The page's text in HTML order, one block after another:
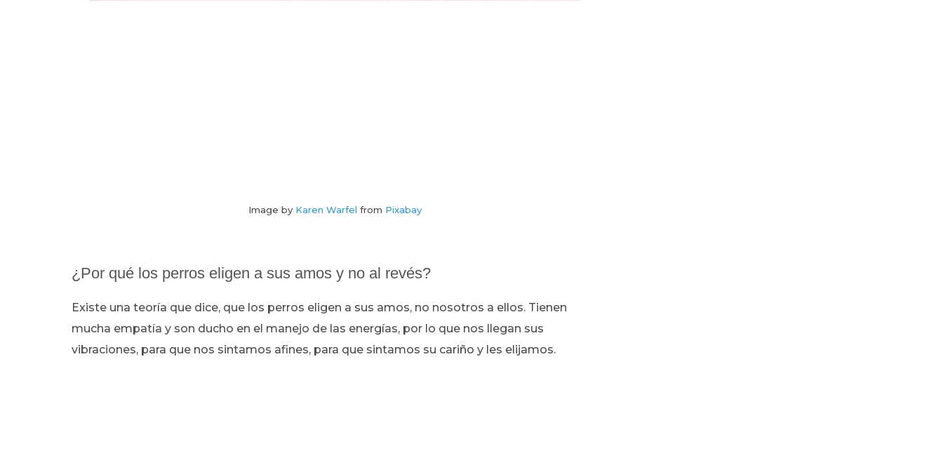
Image by Karen Warfel from Pixabay
¿Por qué los perros eligen a sus amos y no al revés?
Existe una teoría que dice, que los perros eligen a sus amos, no nosotros a ellos. Tienen
mucha empatía y son ducho en el manejo de las energías, por lo que nos llegan sus
vibraciones, para que nos sintamos afines, para que sintamos su cariño y les elijamos.